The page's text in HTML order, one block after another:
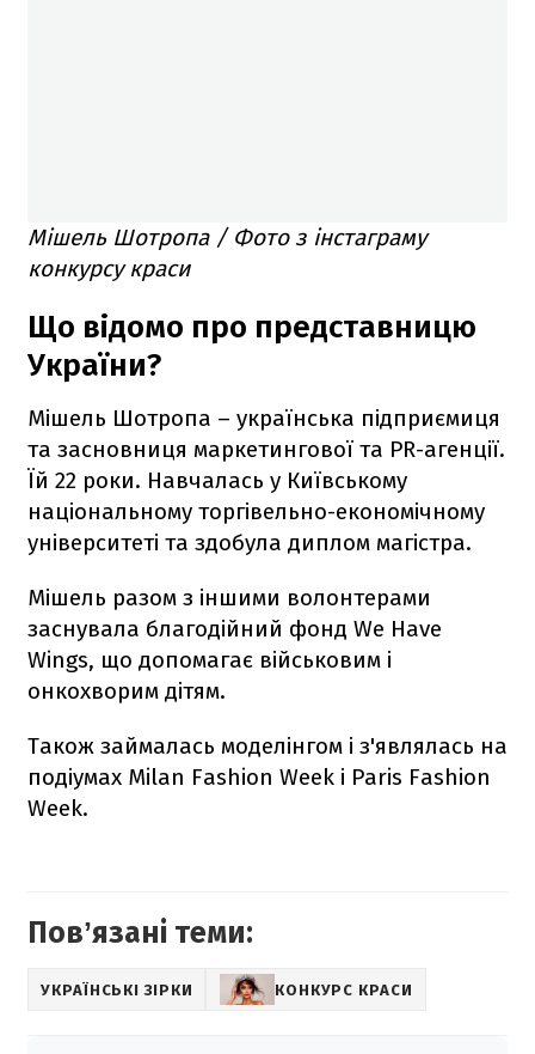
Мішель Шотропа / Фото з інстаграму
конкурсу краси
Що відомо про представницю
України?
Мішель Шотропа – українська підприємиця
та засновниця маркетингової та PR-агенції.
Їй 22 роки. Навчалась у Київському
національному торгівельно-економічному
університеті та здобула диплом магістра.
Мішель разом з іншими волонтерами
заснувала благодійний фонд We Have
Wings, що допомагає військовим і
онкохворим дітям.
Також займалась моделінгом і з'являлась на
подіумах Milan Fashion Week і Paris Fashion
Week.
Повʼязані теми:
УКРАЇНСЬКІ ЗІРКИ КОНКУРС КРАСИ